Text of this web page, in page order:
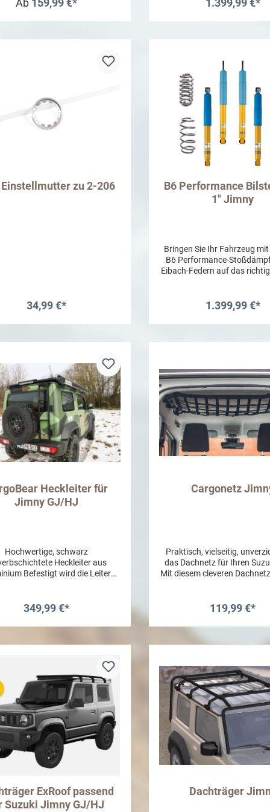
und Schlamm. Der
Zubehör hat ein
Achtung: Um die
des Materials zu erhalten
Wachs) behandelt werden.
stellen ansonsten
optische Mängel keinen
Reklamationsgrund dar.
Ab 159,99 €*
Lieferumfang enthalten.
sollte der Einbau von
original Differenzialsperre
sein, kann diese in den
nicht oder nur mit sehr
Aufwand durch einen ARB-
getauscht werden.
1.399,99 €*
Einstellmutter zu 2-206
34,99 €*
B6 Performance
1" Jimny
Bringen Sie Ihr Fahrzeug
B6 Performance-
Eibach-Federn auf das
ermöglicht eine Erhöhung
Zoll. Die Schraubenfedern
verbessern den Fahrkomfort
Gewindefedern Einrohr-
Design Verleiht ein
Aussehen Erhöhte
1.399,99 €*
Heckleiter für
Jimny GJ/HJ
Hochwertige, schwarz
Heckleiter aus
Befestigt wird die Leiter
Reserveradhalter, an der
der Tür sowie am
unten rechts. Es müssen
349,99 €*
Cargonetz
Praktisch, vielseitig,
das Dachnetz für Ihren
Mit diesem cleveren
Jimny zum Campen oder
nutzen und im Innenraum
gewinnen möchten. Das
nicht nur unter dem
senkrecht im hinteren
Kofferraums befestigt
schützt es zuverlässig vor
Herausfallen von
Ausrüstung beim
Heckklappe. Gefertigt aus
kaum dehnbarem Material,
Netz auch schwerere
sicher an Ort und Stelle –
Durchhängen. Die Montage
Fahrzeug. Im Lieferumfang
119,99 €*
In den Warenkorb
ExRoof passend
Suzuki Jimny GJ/HJ
Dachträger